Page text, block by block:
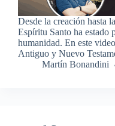
Desde la creación hasta
Espíritu Santo ha estado
humanidad. En este
Antiguo y Nuevo
Martín Bonandini